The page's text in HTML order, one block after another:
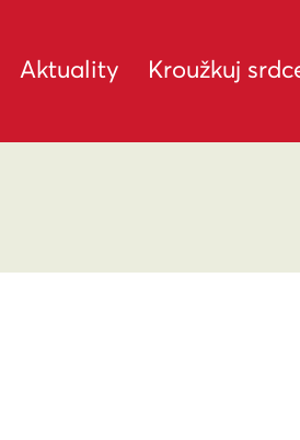
Aktuality Kroužkuj